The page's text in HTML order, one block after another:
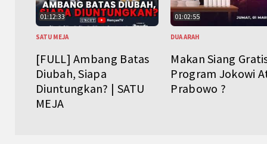
01:12:33
SATU MEJA
[FULL] Ambang Batas
Diubah, Siapa
Diuntungkan? | SATU
MEJA
01:02:55
DUA ARAH
Makan Siang
Program Jokowi
Prabowo ?